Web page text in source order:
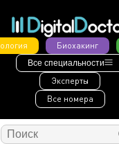
Биохакинг
Все специальности
Эксперты
Все номера